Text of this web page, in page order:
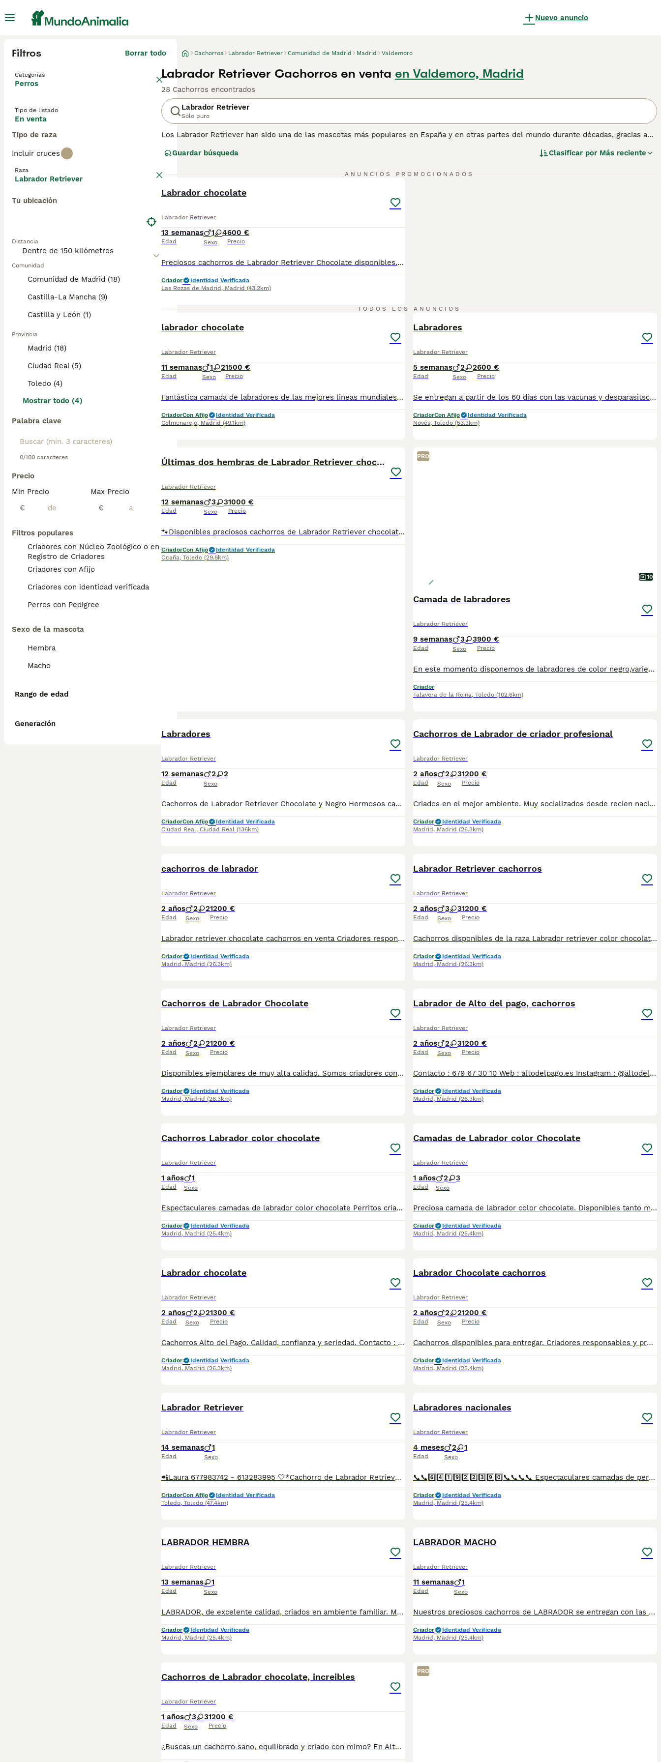
Nuevo anuncio
Filtros Borrar todo
Categorías
Perros
Tipo de listado
En venta
Tipo de raza
Incluir cruces
Raza
Labrador Retriever
Tu ubicación
Distancia
Comunidad
Comunidad de Madrid (18)
Castilla-La Mancha (9)
Castilla y León (1)
Provincia
Madrid (18)
Ciudad Real (5)
Toledo (4)
Mostrar todo (4)
Palabra clave
0/100 caracteres
Precio
Min Precio
€
Max Precio
€
Filtros populares
Criadores con Núcleo Zoológico o en el
Registro de Criadores
Criadores con Afijo
Criadores con identidad verificada
Perros con Pedigree
Sexo de la mascota
Hembra
Macho
Rango de edad
Generación
Cachorros Labrador Retriever Comunidad de Madrid Madrid Valdemoro
Labrador Retriever Cachorros en venta en Valdemoro, Madrid
28 Cachorros encontrados
Labrador Retriever
Sólo puro
Los Labrador Retriever han sido una de las mascotas más populares en España y en otras partes del mundo durante décadas, gracias a
lo que los hace altamente entrenables. Siendo tan inteligentes, los Labrador Retriever prosperan tanto en un entorno doméstico como
Guardar búsqueda Clasificar por Más reciente
ANUNCIOS PROMOCIONADOS
Labrador chocolate
Labrador Retriever
13 semanas
Edad
1 4
Sexo
600 €
Precio
Preciosos cachorros de Labrador Retriever Chocolate disponibles. Una de las razas más queridas por su carácter noble, inteligente y cariñoso. Son perros muy familiares, sociables y fáciles de educar, ideales tanto para familias con niños como para personas activas. Destacan por su precioso pelaje color chocolate, su excelente temperamento y su gran capacidad de adaptación a diferentes entornos. Los cachorros se entregan vacunados y desparasitados según su edad, con cartilla veterinaria, revisión veterinaria y todas las garantías sanitarias correspondientes. Criados con los mejores cuidados y una correcta socialización para favorecer su bienestar y desarrollo. Disponemos de fotos y vídeos de los cachorros y de los progenitores. Se realizan envíos a toda España. Para más información, fotos y vídeos, contacta sin compromiso.
Criador
Identidad Verificada
Las Rozas de Madrid , Madrid (43.2km)
TODOS LOS ANUNCIOS
labrador chocolate
Labrador Retriever
11 semanas
Edad
1 2
Sexo
1500 €
Precio
Fantástica camada de labradores de las mejores lineas mundiales , libres de las enfermedades genéticas del labrador y de displasia de caderas y codos, caracter 10 , estos cachorros son la envidia de la gente , te pararan todo el tiempo para disfrutarlos , camada de campeones con un caracter que enamora
CriadorCon Afijo
Identidad Verificada
Colmenarejo, Madrid (49.1km)
Labradores
Labrador Retriever
5 semanas
Edad
2 2
Sexo
600 €
Precio
Se entregan a partir de los 60 días con las vacunas y desparasitsciones correspondiente a su edad No dudes en preguntarme al 698979889 o al 615820501
CriadorCon Afijo
Identidad Verificada
Novés, Toledo (53.3km)
Últimas dos hembras de Labrador Retriever chocolat
Labrador Retriever
12 semanas
Edad
3 3
Sexo
1000 €
Precio
🐾Disponibles preciosos cachorros de Labrador Retriever chocolate. Criados con cariño y cuidados desde el primer día, en un entorno familiar, homologado y con total seguridad veterinaria. Se entregan con; ✅Tarjeta sanitaria oficial. ✅ Desparasitados. ✅ Con dos vacunas ✅Contrato Criados en un entorno familiar, sanos y sociables. Perfectos como compañeros leales, inteligentes у juguetones. 📍Entrega en mano, con todas las garantías de salud. Asesoramiento y seguimiento post-entrega. ☺️ Cria familiar, controlada y en casa. Pueden venir a visitarnos, y ver los cachorros con los dos padres. ¡Reserva ya tu cachorro y llévate un amigo para toda la vida! 🐶 Puedes encontrarme: 📸Instagram : @Labradores_MiralSanto. 📲WhatsApp o tlfn: 678 429 009 (Enrique) para más información y reserva. No estoy a favor de importaciones de cachorros del Este. Los cachorros son criados totalmente por nosotros, junto a sus padres y con pocas camadas al año.
CriadorCon Afijo
Identidad Verificada
Ocaña, Toledo (29.8km)
PRO
10
Camada de labradores
Labrador Retriever
9 semanas
Edad
3 3
Sexo
900 €
Precio
En este momento disponemos de labradores de color negro,variedad trabajo, afijos registrado en Europa " Labradores de Dehesa Rodeo". Origen del pedigrí disponible para información personalmente al interesado siendo inmejorable su genética. Se entregan a partir de los dos meses vacunados con cartilla y pasaporte. Facilitamos el transporte a cualquier punto de España
Criador
Talavera de la Reina, Toledo (102.6km)
Labradores
Labrador Retriever
12 semanas
Edad
2 2
Sexo
Cachorros de Labrador Retriever Chocolate y Negro Hermosos cachorros de Labrador Retriever disponibles en color chocolate y negro. Criados con mucho cariño en un ambiente familiar, donde reciben atención, socialización y los mejores cuidados desde sus primeros días. Se entregan con la edad adecuada, desparasitados y con su cartilla veterinaria al día, listos para formar parte de una familia responsable. El Labrador Retriever es una raza reconocida por su carácter noble, inteligente, cariñoso y sociable. Son excelentes compañeros para niños y adultos, además de ser ideales para familias activas. Si buscas un cachorro sano, equilibrado y de excelente temperamento, no dudes en ponerte en contacto para recibir más información, fotos y disponibilidad. Solo para personas comprometidas con el bienestar y la tenencia responsable de sus mascotas.
CriadorCon Afijo
Identidad Verificada
Ciudad Real, Ciudad Real (136km)
Cachorros de Labrador de criador profesional
Labrador Retriever
2 años
Edad
2 3
Sexo
1200 €
Precio
Criados en el mejor ambiente. Muy socializados desde recien nacidos Con todo en regla. Se entregan con todo el protocolo sanitario al día, cartilla, vacunas pertinentes a la edad, desparasitaciones internas y externas, contrato y garantías. Puede conocernos en altodelpago.es o en instagram @altodelpago Tlf y whastapp 679 67 30 10 Instalaciones en plena naturaleza. visitanos cualquier dia del año
Criador
Identidad Verificada
Madrid , Madrid (26.3km)
cachorros de labrador
Labrador Retriever
2 años
Edad
2 2
Sexo
1200 €
Precio
Labrador retriever chocolate cachorros en venta Criadores responsables de la raza Criados en el mejor ambiente natural. 12000 m2 en plena naturaleza. altodelpago.es @altodelpago tlf 679 67 30 10 Contacta con nosotros para obtener una información más detallada y saber disponibilidad de nuestros ejemplares. pedimos seriedad
Criador
Identidad Verificada
Madrid , Madrid (26.3km)
Labrador Retriever cachorros
Labrador Retriever
2 años
Edad
3 3
Sexo
1200 €
Precio
Cachorros disponibles de la raza Labrador retriever color chocolate Criadores responsables y profesionales. Exigimos seriedad. Posibilidad de ver a los ejemplares en su lugar de nacimiento junto con sus padres. Se entregan con toda su documentación en regla. tlf 679 67 30 10 preferimos una llamada teléfonica para resolver dudas, pero podeis conocernos en altodelpago.es intagram@altodelpago
Criador
Identidad Verificada
Madrid , Madrid (26.3km)
Cachorros de Labrador Chocolate
Labrador Retriever
2 años
Edad
2 2
Sexo
1200 €
Precio
Disponibles ejemplares de muy alta calidad. Somos criadores con muchos años de experiencia en la raza, responsables y entregamos nuestros ejemplares con toda su documentación en regla Pedimos seriedad Contacto : 679 67 30 10 Web : altodelpago.es Instagram : @altodelpago
Criador
Identidad Verificada
Madrid , Madrid (26.3km)
Labrador de Alto del pago, cachorros
Labrador Retriever
2 años
Edad
2 3
Sexo
1200 €
Precio
Contacto : 679 67 30 10 Web : altodelpago.es Instagram : @altodelpago Criados en ambiente familiar, en plena naturaleza. Se entregan con toda su documentación y cartilla. Posibilidad de visitarnos cualquier dia del año. Pedimos seriedad y responsabilidad.
Criador
Identidad Verificada
Madrid , Madrid (26.3km)
Cachorros Labrador color chocolate
Labrador Retriever
1 años
Edad
1
Sexo
Espectaculares camadas de labrador color chocolate Perritos criados de forma ética, nacional y en un ambiente familiar. Los cachorritos se entregan a partir de las 8 semanas, y con sus vacunas correspondientes, desparasitados interna y externamente y garantías por escrito. Posibilidad de entrega en toda España mediante transporte propio preparado para mascotas, climatizado y con chofer privado. Agréganos al whatsapp o llámanos, y encantados atenderemos todas tus dudas y consultas. Teléfono / What app: 641 92 23 90 Precios a partir de 500€
Criador
Identidad Verificada
Madrid , Madrid (25.4km)
Camadas de Labrador color Chocolate
Labrador Retriever
1 años
Edad
2 3
Sexo
Preciosa camada de labrador color chocolate. Disponibles tanto machos como hembras. Camadas están bajo supervisión veterinaria desde su nacimiento hasta que son entregadas a su nueva familia. Criados por un equipo de profesionales y mejores personas que, con años de experiencia a sus espaldas, cuidan a los animales por vocación, aplicando una cría ética y responsable para que cada cachorro se desarrolle con la mejor salud y con un buen temperamento. Puedes contactarme Precios a partir de 1000€
Criador
Identidad Verificada
Madrid , Madrid (25.4km)
Labrador chocolate
Labrador Retriever
2 años
Edad
2 2
Sexo
1300 €
Precio
Cachorros Alto del Pago. Calidad, confianza y seriedad. Contacto : 679 67 30 10 Web : altodelpago.es Instagram : @altodelpago
Criador
Identidad Verificada
Madrid , Madrid (26.3km)
Labrador Chocolate cachorros
Labrador Retriever
2 años
Edad
2 2
Sexo
1200 €
Precio
Cachorros disponibles para entregar. Criadores responsables y profesionales. Desconfía de precios económicos , compraventas y demás . En nuestro criadero puedes ver a los ejemplares con sus padres y conocer dónde y cómo los criamos. Es muy importante . WEB altodelpago.es Tlf 679 67 30 10
Criador
Identidad Verificada
Madrid , Madrid (25.4km)
Labrador Retriever
Labrador Retriever
14 semanas
Edad
1
Sexo
📲Laura 677983742 - 613283995 🤍*Cachorro de Labrador Retriever color chocolate *🤍 ¿Buscas un nuevo compañero para tu hogar? ❤️ Tenemos preciosos cachorros listos para encontrar una familia responsable. ✅ Vacunados ✅ Desparasitados ✅ Cartilla sanitaria ✅ Garantías incluidas ✅ Máxima atención y cuidado Se hacen envíos a toda España: Andalucía: Almería, Cádiz, Córdoba, Granada, Huelva, Jaén, Málaga, Sevilla.Aragón: Huesca, Teruel, Zaragoza.Asturias: Oviedo.Baleares: Palma.Canarias: Las Palmas de Gran Canaria, Santa Cruz de Tenerife.Cantabria: Santander.Castilla-La Mancha: Albacete, Ciudad Real, Cuenca, Guadalajara, Toledo.Castilla y León: Ávila, Burgos, León, Palencia, Salamanca, Segovia, Soria, Valladolid, Zamora.Cataluña: Barcelona, Gerona (Girona), Lérida (Lleida), Tarragona.Comunidad Valenciana: Alicante, Castellón de la Plana, Valencia.Extremadura: Badajoz, Cáceres.Galicia: La Coruña (A Coruña), Lugo, Orense (Ourense), Pontevedra.La Rioja: Logroño.Madrid: Madrid.Murcia: Murcia.Navarra: Pamplona.País Vasco: Bilbao (Vizcaya), San Sebastián (Guipúzcoa), Vitoria (Álava). 🐾 Cachorros sanos, sociables y criados con mucho cariño. 📲 ¡Pregunta sin compromiso por disponibilidad, fotos y precios por mensaje privado!
CriadorCon Afijo
Identidad Verificada
Toledo, Toledo (47.4km)
Labradores nacionales
Labrador Retriever
4 meses
Edad
2 1
Sexo
📞📞6️⃣4️⃣1️⃣9️⃣2️⃣2️⃣3️⃣9️⃣0️⃣📞📞📞📞 Espectaculares camadas de perritos de labradores nacionales descendientes de las mejores líneas de sangre. Disponibles tanto hembras como machos. Las camadas están bajo supervisión veterinaria desde su nacimiento hasta que son entregadas a su nueva familia. Criados por un equipo de profesionales y mejores personas que, con más de 20 años de experiencia , cuidan a los animales por vocación, aplicando una cría ética y responsable para que cada cachorro se desarrolle con la mejor salud y con un buen temperamento. Todos los cachorritos se entregan con unos dos meses y medio de edad y sus vacunas correspondientes, desparasitados interna y externamente, con certificado de salud, y garantía tanto por enfermedad vírica como congénito genética. Posibilidad de entregar en toda España mediante transporte propio preparado para animales y con chofer privado. Los precios pueden variar según las características y morfología de cada cachorro. Añádenos al whats app o llámanos, y encantados atenderemos todas tus dudas y consultas. Teléfono / Whats app: 641 92 23 90
Criador
Identidad Verificada
Madrid , Madrid (25.4km)
LABRADOR HEMBRA
Labrador Retriever
13 semanas
Edad
1
Sexo
LABRADOR, de excelente calidad, criados en ambiente familiar. Muy buena estructura y angulación. Colores : CHOCOLATE por el momento. Para una información más detallada atiendo preferiblemente llamada telefónica o whatsapp al 645 384 695 / 624 41 45 62 también puede visitar nuestra pagina web www.narcisopet.com Respondemos en el menor tiempo posible. Conoce más de nosotros, fotos de nuestras camadas actuales y anteriores, clientes felices con sus nuevos miembros de la familia en Instagram @narcisopet_es Síguenos #LABRADOR Macho Santander #LABRADOR Cantabria
Criador
Identidad Verificada
Madrid , Madrid (25.4km)
LABRADOR MACHO
Labrador Retriever
11 semanas
Edad
1
Sexo
Nuestros preciosos cachorros de LABRADOR se entregan con las vacunas y desparasitaciones al día. Garantías: Sanitarias, genéticas de raza, y hereditarias. Disponemos de centro físico con núcleo zoológico. Donde podéis visitarnos e interactuar con los cachorros. Los precios son desde dependiendo, características y edad de los cachorro . Puede contactar con nosotros para consultar disponibilidad y más información por teléfono o whatssapp al 645 384 695 / 624 41 45 62 también puede visitar nuestra pagina web www.narcisopet.com Conoce más de nosotros, fotos de nuestras camadas actuales y anteriores, clientes felices con sus nuevos miembros de la familia en Instagram @narcisopet_es Síguenos #LABRADOR Oviedo #LABRADOR Gijón
Criador
Identidad Verificada
Madrid , Madrid (25.4km)
Cachorros de Labrador chocolate, increibles
Labrador Retriever
1 años
Edad
3 3
Sexo
1200 €
Precio
¿Buscas un cachorro sano, equilibrado y criado con mimo? En Altodelpago somos criadores responsables. Nuestros perros crecen libres, con supervisión veterinaria y en un entorno natural excepcional. altodelpago.es · tlf : 679 67 30 10 Web: altodelpago.es
PRO